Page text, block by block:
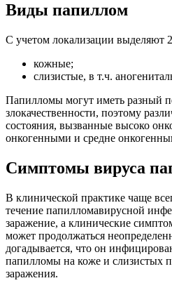
Виды папиллом
С учетом локализации выделяют
кожные;
слизистые, в т.ч.
Папилломы могут иметь разный
злокачественности, поэтому
состояния, вызванные высоко
онкогенными и средне
Симптомы вируса
В клинической практике чаще
течение папилломавирусной
заражение, а клинические
может продолжаться
догадывается, что он
папилломы на коже и слизистых
заражения.